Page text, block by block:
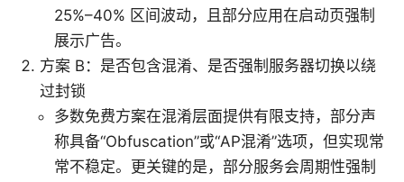
25%–40% 区间波动，且部分应用在启动页强制
展示广告。
方案 B：是否包含混淆、是否强制服务器切换以绕
过封锁
多数免费方案在混淆层面提供有限支持，部分声
称具备“Obfuscation”或“AP混淆”选项，但实现常
常不稳定。更关键的是，部分服务会周期性强制